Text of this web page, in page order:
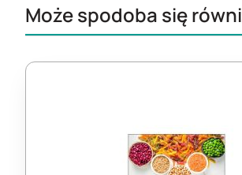
Może spodoba się